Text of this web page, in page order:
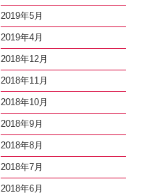
2019年5月
2019年4月
2018年12月
2018年11月
2018年10月
2018年9月
2018年8月
2018年7月
2018年6月